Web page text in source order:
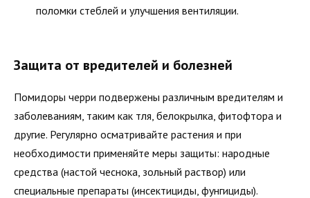
поломки стеблей и улучшения вентиляции.
Защита от вредителей и болезней
Помидоры черри подвержены различным вредителям и
заболеваниям, таким как тля, белокрылка, фитофтора и
другие. Регулярно осматривайте растения и при
необходимости применяйте меры защиты: народные
средства (настой чеснока, зольный раствор) или
специальные препараты (инсектициды, фунгициды).